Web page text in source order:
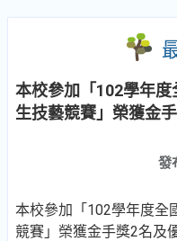
本校參加「102學年
生技藝競賽」榮獲金
發
本校參加「102學年度全
競賽」榮獲金手獎2名及